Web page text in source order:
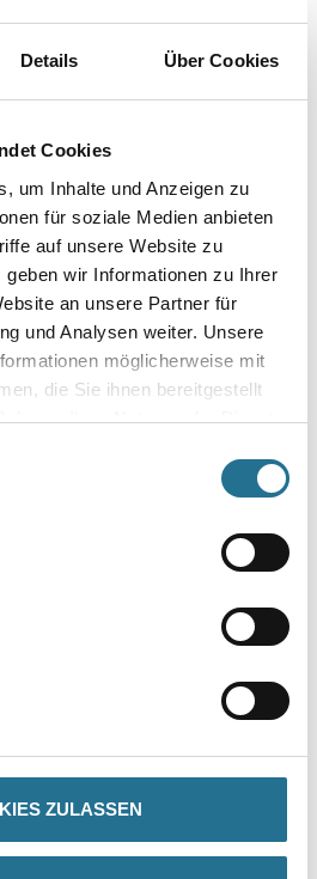
Details Über Cookies
Cookies
um Inhalte und Anzeigen zu
für soziale Medien anbieten
auf unsere Website zu
wir Informationen zu Ihrer
an unsere Partner für
und Analysen weiter. Unsere
möglicherweise mit
die Sie ihnen bereitgestellt
Ihrer Nutzung der Dienste
ZULASSEN
Silikatbasis.